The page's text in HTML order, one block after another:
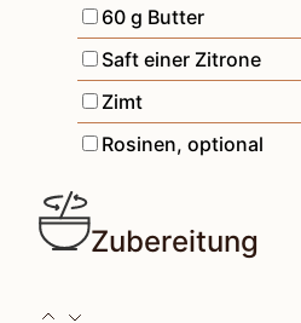
▢
60 g Butter
▢
Saft einer Zitrone
▢
Zimt
▢
Rosinen,optional
Zubereitung